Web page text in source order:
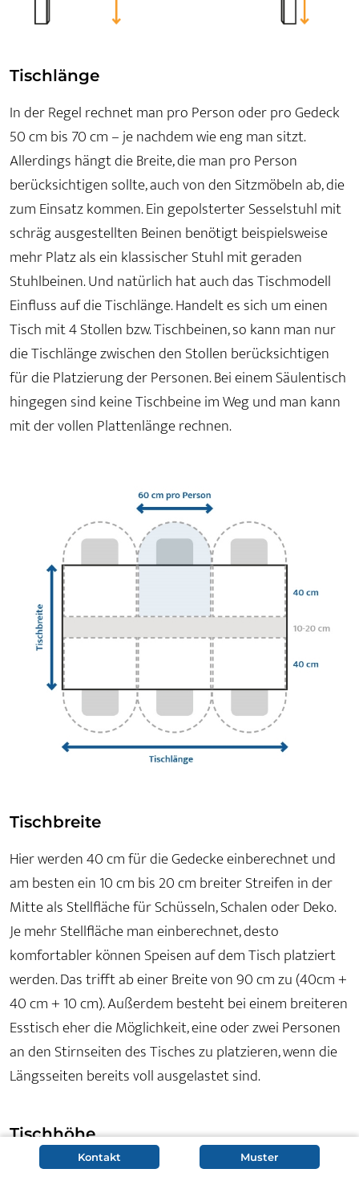
Tischlänge
In der Regel rechnet man pro Person oder pro Gedeck
50 cm bis 70 cm – je nachdem wie eng man sitzt.
Allerdings hängt die Breite, die man pro Person
berücksichtigen sollte, auch von den Sitzmöbeln ab, die
zum Einsatz kommen. Ein gepolsterter Sesselstuhl mit
schräg ausgestellten Beinen benötigt beispielsweise
mehr Platz als ein klassischer Stuhl mit geraden
Stuhlbeinen. Und natürlich hat auch das Tischmodell
Einfluss auf die Tischlänge. Handelt es sich um einen
Tisch mit 4 Stollen bzw. Tischbeinen, so kann man nur
die Tischlänge zwischen den Stollen berücksichtigen
für die Platzierung der Personen. Bei einem Säulentisch
hingegen sind keine Tischbeine im Weg und man kann
mit der vollen Plattenlänge rechnen.
Tischbreite
Hier werden 40 cm für die Gedecke einberechnet und
am besten ein 10 cm bis 20 cm breiter Streifen in der
Mitte als Stellfläche für Schüsseln, Schalen oder Deko.
Je mehr Stellfläche man einberechnet, desto
komfortabler können Speisen auf dem Tisch platziert
werden. Das trifft ab einer Breite von 90 cm zu (40cm +
40 cm + 10 cm). Außerdem besteht bei einem breiteren
Esstisch eher die Möglichkeit, eine oder zwei Personen
an den Stirnseiten des Tisches zu platzieren, wenn die
Längsseiten bereits voll ausgelastet sind.
Tischhöhe
Die durchschnittliche Standard-Esstischhöhe liegt
Kontakt Muster